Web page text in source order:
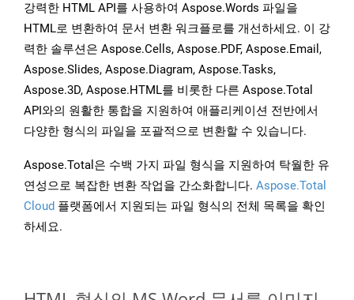
강력한 HTML API를 사용하여 Aspose.Words 파일을
HTML로 변환하여 문서 변환 워크플로를 개선하세요. 이 강
력한 솔루션은 Aspose.Cells, Aspose.PDF, Aspose.Email,
Aspose.Slides, Aspose.Diagram, Aspose.Tasks,
Aspose.3D, Aspose.HTML를 비롯한 다른 Aspose.Total
API와의 원활한 통합을 지원하여 애플리케이션 전반에서
다양한 형식의 파일을 포괄적으로 변환할 수 있습니다.
Aspose.Total은 수백 가지 파일 형식을 지원하여 탁월한 유
연성으로 복잡한 변환 작업을 간소화합니다. Aspose.Total
Cloud 플랫폼에서 지원되는 파일 형식의 전체 목록을 확인
하세요.